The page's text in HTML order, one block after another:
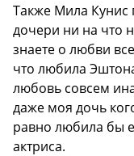
Также Мила Кунис
дочери ни на что
знаете о любви
что любила
любовь совсем
даже моя дочь
равно любила бы
актриса.